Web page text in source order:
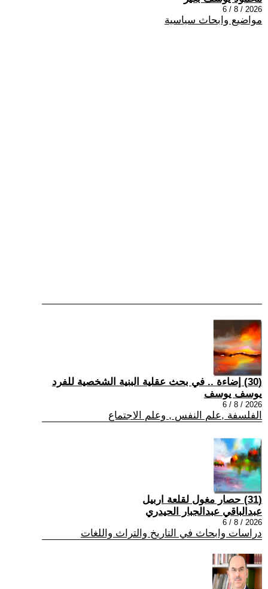
2026 / 8 / 6
مواضيع وابحاث سياسية
(30) إضاءة .. في بحث عقلية البنية الشخصية للفرد
يوسف يوسف
2026 / 8 / 6
الفلسفة ,علم النفس , وعلم الاجتماع
(31) حصار مغول لقلعة اربيل
عبدالباقي عبدالجبار الحيدري
2026 / 8 / 6
دراسات وابحاث في التاريخ والتراث واللغات